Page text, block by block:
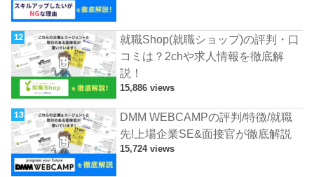
就職Shop(就職ショップ)の評判・口
コミは？2chや求人情報を徹底解
説！
15,886 views
DMM WEBCAMPの評判/特徴/就職
先!上場企業SE&面接官が徹底解説
15,724 views